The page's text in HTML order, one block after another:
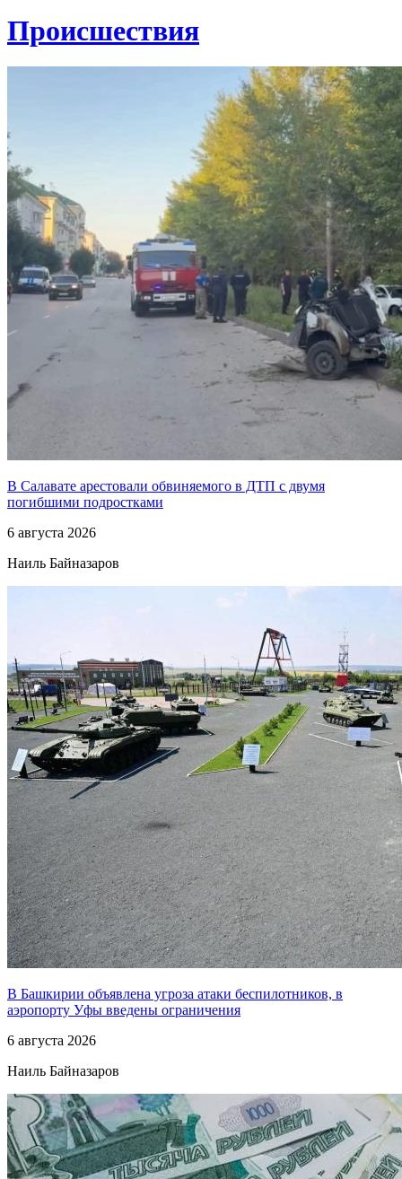
Проиcшествия
В Салавате арестовали обвиняемого в ДТП с двумя
погибшими подростками
6 августа 2026
Наиль Байназаров
В Башкирии объявлена угроза атаки беспилотников, в
аэропорту Уфы введены ограничения
6 августа 2026
Наиль Байназаров